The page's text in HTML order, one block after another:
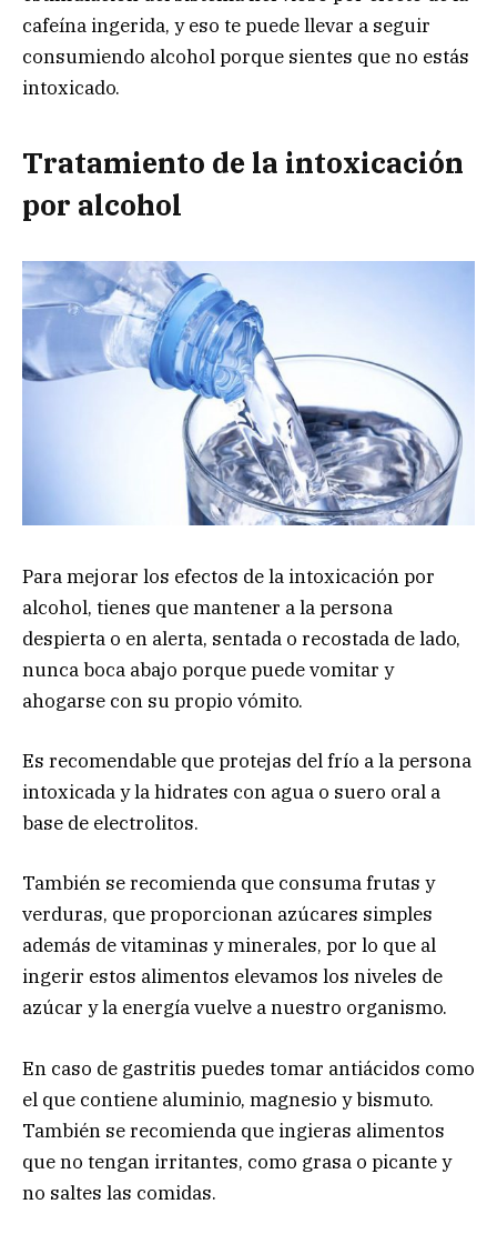
cafeína ingerida, y eso te puede llevar a seguir
consumiendo alcohol porque sientes que no estás
intoxicado.
Tratamiento de la intoxicación
por alcohol
Para mejorar los efectos de la intoxicación por
alcohol, tienes que mantener a la persona
despierta o en alerta, sentada o recostada de lado,
nunca boca abajo porque puede vomitar y
ahogarse con su propio vómito.
Es recomendable que protejas del frío a la persona
intoxicada y la hidrates con agua o suero oral a
base de electrolitos.
También se recomienda que consuma frutas y
verduras, que proporcionan azúcares simples
además de vitaminas y minerales, por lo que al
ingerir estos alimentos elevamos los niveles de
azúcar y la energía vuelve a nuestro organismo.
En caso de gastritis puedes tomar antiácidos como
el que contiene aluminio, magnesio y bismuto.
También se recomienda que ingieras alimentos
que no tengan irritantes, como grasa o picante y
no saltes las comidas.